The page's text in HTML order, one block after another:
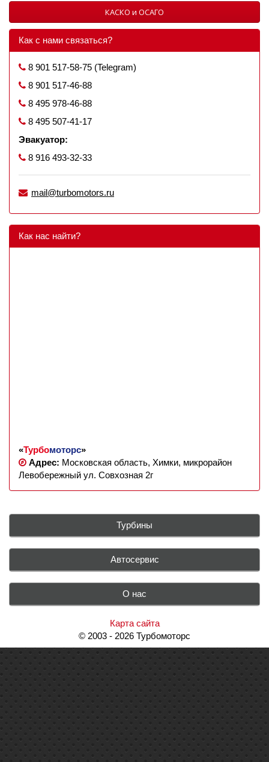
КАСКО и ОСАГО
Как с нами связаться?
8 901 517-58-75 (Telegram)
8 901 517-46-88
8 495 978-46-88
8 495 507-41-17
Эвакуатор:
8 916 493-32-33
mail@turbomotors.ru
Как нас найти?
«Турбомоторс»
Адрес: Московская область, Химки, микрорайон
Левобережный ул. Совхозная 2г
Турбины
Автосервис
О нас
Карта сайта
© 2003 - 2026 Турбомоторс